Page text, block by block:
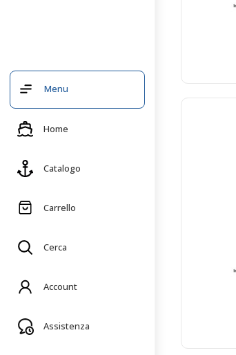
Menu
Home
Catalogo
Carrello
Cerca
Account
Assistenza